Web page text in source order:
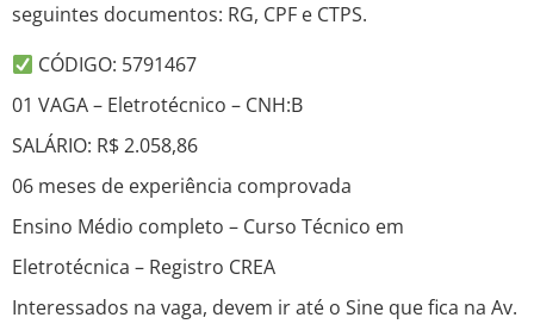
seguintes documentos: RG, CPF e CTPS.
CÓDIGO: 5791467
01 VAGA – Eletrotécnico – CNH:B
SALÁRIO: R$ 2.058,86
06 meses de experiência comprovada
Ensino Médio completo – Curso Técnico em
Eletrotécnica – Registro CREA
Interessados na vaga, devem ir até o Sine que fica na Av.